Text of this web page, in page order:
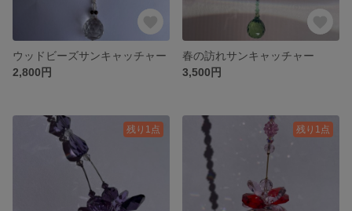
ウッドビーズサンキャッチャー
2,800円
春の訪れサンキャッチャー
3,500円
残り1点 残り1点